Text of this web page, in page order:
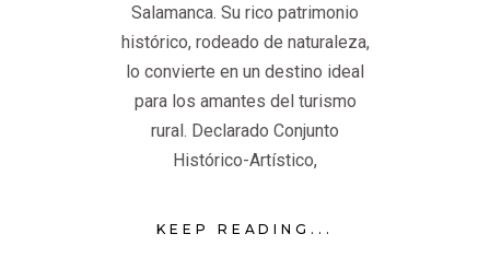
Salamanca. Su rico patrimonio
histórico, rodeado de naturaleza,
lo convierte en un destino ideal
para los amantes del turismo
rural. Declarado Conjunto
Histórico-Artístico,
KEEP READING...